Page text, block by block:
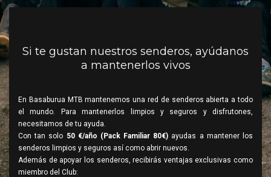
Si te gustan nuestros senderos, ayúdanos
a mantenerlos vivos
En Basaburua MTB mantenemos una red de senderos abierta a todo
el mundo. Para mantenerlos limpios y seguros y disfrutones,
necesitamos de tu ayuda.
Con tan solo 50 €/año (Pack Familiar 80€) ayudas a mantener los
senderos limpios y seguros así como abrir nuevos.
Además de apoyar los senderos, recibirás ventajas exclusivas como
miembro del Club: